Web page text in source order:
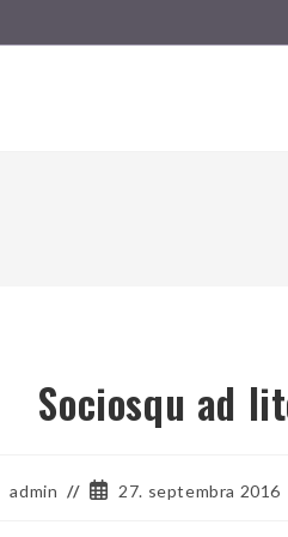
Sociosqu ad
admin
Post27. septembra 2016